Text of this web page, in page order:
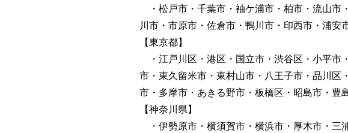
・松戸市・千葉市・袖ケ浦市・柏市・流山市
川市・市原市・佐倉市・鴨川市・印西市・浦安
【東京都】
・江戸川区・港区・国立市・渋谷区・小平市
市・東久留米市・東村山市・八王子市・品川
市・多摩市・あきる野市・板橋区・昭島市・豊
【神奈川県】
・伊勢原市・横須賀市・横浜市・厚木市・三